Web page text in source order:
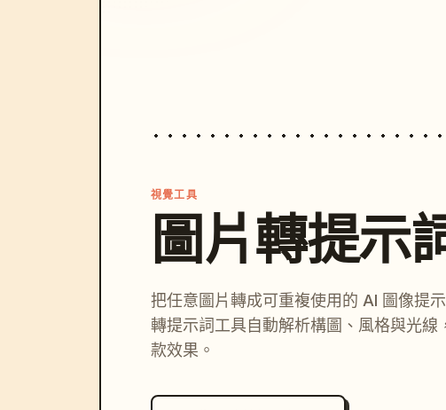
視覺工具
圖片轉提示
把任意圖片轉成可重複使用的 AI 圖像提
轉提示詞工具自動解析構圖、風格與光線
款效果。